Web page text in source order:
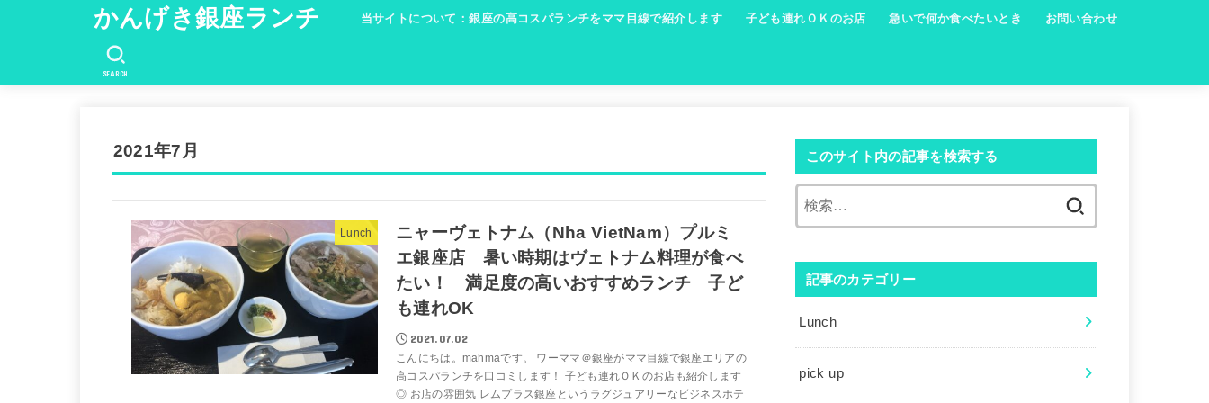
かんげき銀座ランチ 当サイトについて：銀座の高コスパランチをママ目線で紹介します 子ども連れＯＫのお店 急いで何か食べたいとき お問い合わせ
SEARCH
2021年7月
Lunch
ニャーヴェトナム（Nha VietNam）プルミ
エ銀座店 暑い時期はヴェトナム料理が食べ
たい！ 満足度の高いおすすめランチ 子ど
も連れOK
2021.07.02
こんにちは。mahmaです。 ワーママ＠銀座がママ目線で銀座エリアの
高コスパランチを口コミします！ 子ども連れＯＫのお店も紹介します
◎ お店の雰囲気 レムプラス銀座というラグジュアリーなビジネスホテ
このサイト内の記事を検索する
記事のカテゴリー
Lunch
pick up